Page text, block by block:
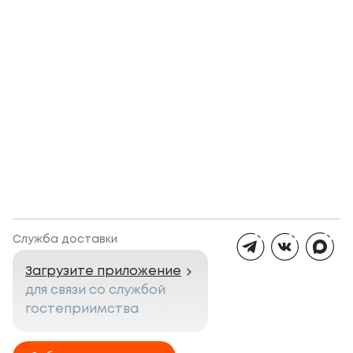
Служба доставки
Загрузите приложение
для связи со службой
гостеприимства